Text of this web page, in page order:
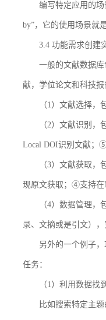
编写特定应用的场
by”，它的使用场景就
3.4 功能需求创建
一般的文献数据
献，学位论文和科技
（1）文献选择
（2）文献识别
Local DOI识别文献；
（3）文献获取
现原文获取；④支持在
（4）数据管理
录、文摘或是引文）
另外的一个例子，
任务：
（1）利用数据找
比如搜索特定主